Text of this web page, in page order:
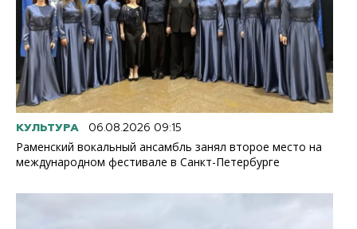
КУЛЬТУРА 06.08.2026 09:15
Раменский вокальный ансамбль занял второе место на
международном фестивале в Санкт-Петербурге